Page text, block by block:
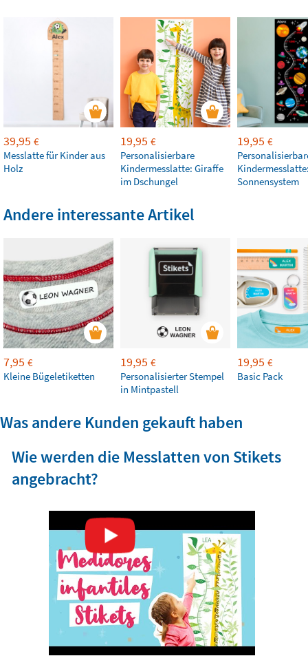
39,95 €
Messlatte für Kinder aus
Holz
19,95 €
Personalisierbare
Kindermesslatte: Giraffe
im Dschungel
19,95 €
Sonnensystem
Andere interessante Artikel
7,95 €
Kleine Bügeletiketten
19,95 €
Personalisierter Stempel
in Mintpastell
19,95 €
Basic Pack
Was andere Kunden gekauft haben
Wie werden die Messlatten von Stikets
angebracht?